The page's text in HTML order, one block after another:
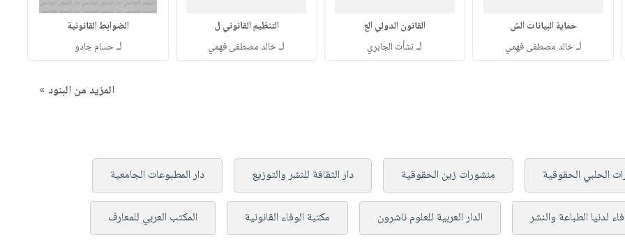
حماية البيانات الش
لـخالد مصطفى فهمي
القانون الدولي الع
لـ نشأت الجابري
التنظيم القانوني ل
لـخالد مصطفى فهمي
الضوابط القانونية
لـحسام جادو
المزيد من البنود »
الحلبي الحقوقية منشورات زين الحقوقية دار الثقافة للنشر والتوزيع دار المطبوعات الجامعية
لدنيا الطباعة والنشر الدار العربية للعلوم ناشرون مكتبة الوفاء القانونية المكتب العربي للمعارف